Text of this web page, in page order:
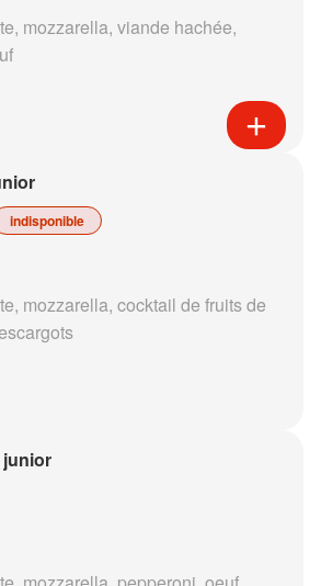
mozzarella, viande hachée,
indisponible
mozzarella, cocktail de fruits de
junior